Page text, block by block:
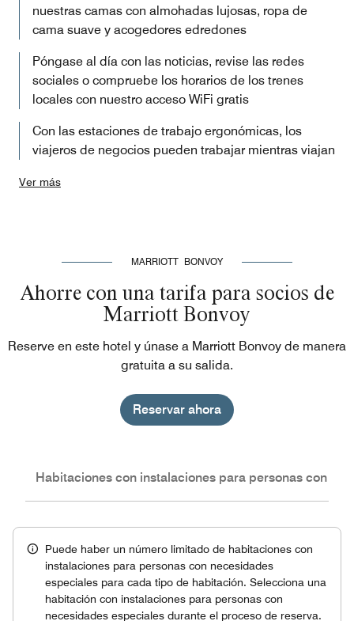
nuestras camas con almohadas lujosas, ropa de
cama suave y acogedores edredones
Póngase al día con las noticias, revise las redes
sociales o compruebe los horarios de los trenes
locales con nuestro acceso WiFi gratis
Con las estaciones de trabajo ergonómicas, los
viajeros de negocios pueden trabajar mientras viajan
Ver más
MARRIOTT BONVOY
Ahorre con una tarifa para socios de
Marriott Bonvoy
Reserve en este hotel y únase a Marriott Bonvoy de manera
gratuita a su salida.
Reservar ahora
Habitaciones con instalaciones para personas con
Puede haber un número limitado de habitaciones con
instalaciones para personas con necesidades
especiales para cada tipo de habitación. Selecciona una
habitación con instalaciones para personas con
necesidades especiales durante el proceso de reserva.